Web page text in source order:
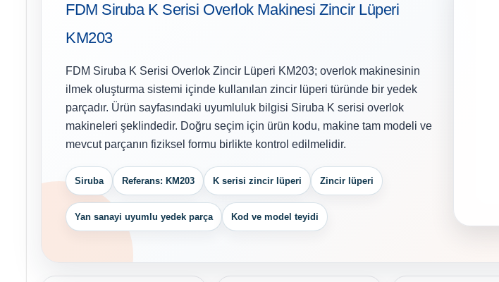
FDM Siruba K Serisi Overlok Makinesi Zincir Lüperi
KM203
FDM Siruba K Serisi Overlok Zincir Lüperi KM203; overlok makinesinin
ilmek oluşturma sistemi içinde kullanılan zincir lüperi türünde bir yedek
parçadır. Ürün sayfasındaki uyumluluk bilgisi Siruba K serisi overlok
makineleri şeklindedir. Doğru seçim için ürün kodu, makine tam modeli ve
mevcut parçanın fiziksel formu birlikte kontrol edilmelidir.
Siruba Referans: KM203 K serisi zincir lüperi Zincir lüperi
Yan sanayi uyumlu yedek parça Kod ve model teyidi